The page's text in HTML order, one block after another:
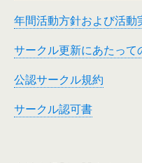
年間活動方針および活動
サークル更新にあたって
公認サークル規約
サークル認可書